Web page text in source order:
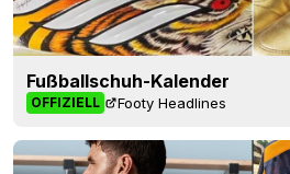
Fußballschuh-Kalender
OFFIZIELL Footy Headlines